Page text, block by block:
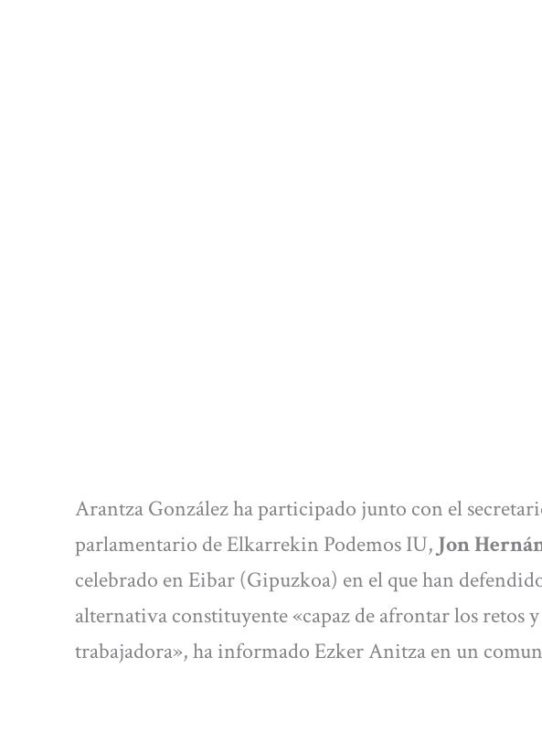
Arantza González ha participado junto con el
parlamentario de Elkarrekin Podemos IU, Jon
celebrado en Eibar (Gipuzkoa) en el que han
alternativa constituyente «capaz de afrontar los retos y
trabajadora», ha informado Ezker Anitza en un